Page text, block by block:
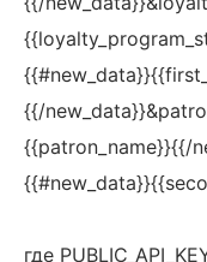
{{/
{{patron_name}}{{/
где